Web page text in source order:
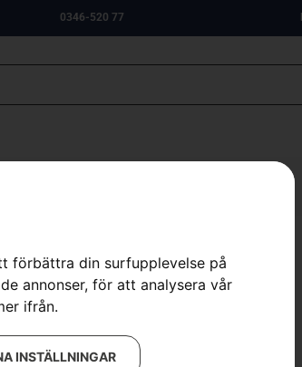
förbättra din surfupplevelse på
annonser, för att analysera vår
ifrån.
INSTÄLLNINGAR
0346-520 77